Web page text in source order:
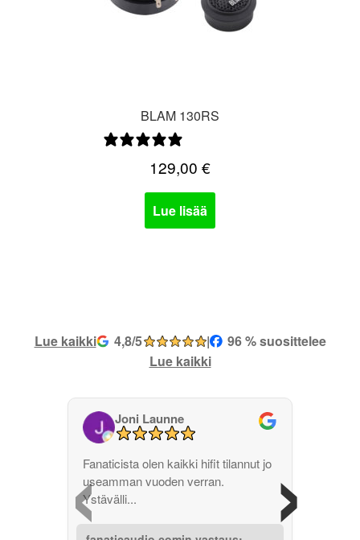
BLAM 130RS
129,00 €
Lue lisää
Lue kaikki 4,8/5 |
96 % suosittelee
Lue kaikki
‹
Joni Launne
Fanaticista olen kaikki hifit tilannut jo
useamman vuoden verran.
Ystävälli...
›